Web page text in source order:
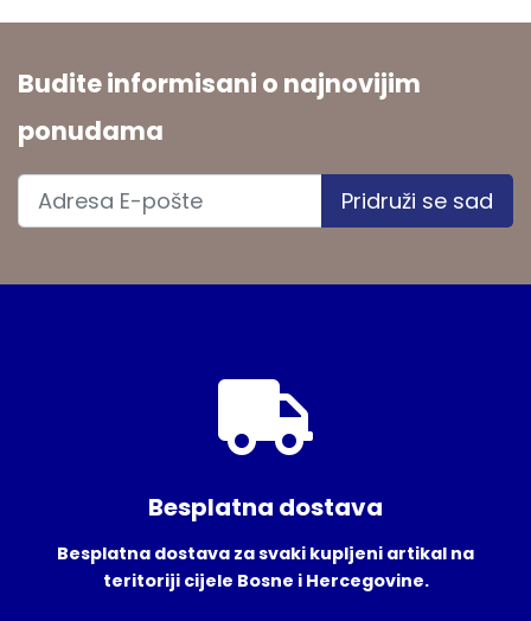
Budite informisani o najnovijim
ponudama
Pridruži se sad
Besplatna dostava
Besplatna dostava za svaki kupljeni artikal na
teritoriji cijele Bosne i Hercegovine.